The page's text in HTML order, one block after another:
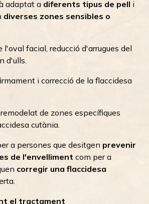
adaptat a diferents tipus de pell i
diverses zones sensibles o
l'oval facial, reducció d'arrugues del
d'ulls.
i correcció de la flaccidesa
de zones específiques
cutània.
a persones que desitgen prevenir
de l'envelliment com per a
corregir una flaccidesa
el tractament